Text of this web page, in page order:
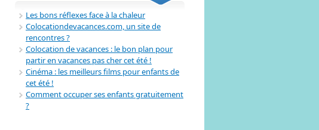
Les bons réflexes face à la chaleur
Colocationdevacances.com, un site de
rencontres ?
Colocation de vacances : le bon plan pour
partir en vacances pas cher cet été !
Cinéma : les meilleurs films pour enfants de
cet été !
Comment occuper ses enfants gratuitement
?